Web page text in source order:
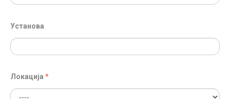
Установа
Локација